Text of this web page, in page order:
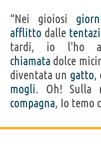
“Nei gioiosi
afflitto dalle
tardi, io l'ho
chiamata dolce
diventata un gatto,
mogli. Oh! Sulla
compagna, Io temo